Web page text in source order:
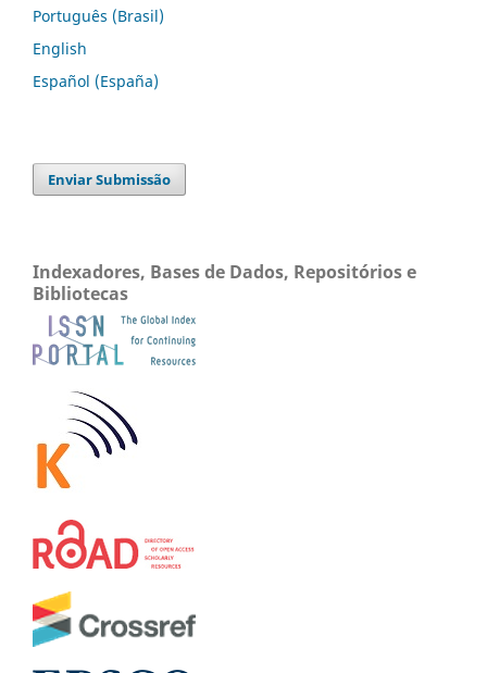
Português (Brasil)
English
Español (España)
Enviar Submissão
Indexadores, Bases de Dados, Repositórios e
Bibliotecas